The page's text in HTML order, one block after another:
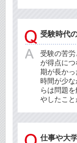
受験時代
受験の苦
が得点に
期が長か
時間が少
らは問題
やしたこ
仕事や大